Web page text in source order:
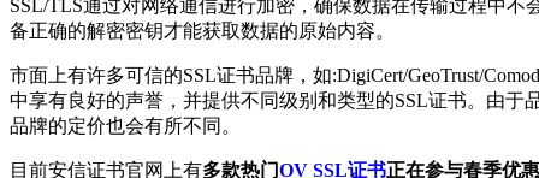
SSL/TLS通过对网络通信进行加密，确保数据在传输过程中不
备正确的解密密钥才能获取数据的原始内容。
市面上有许多可信的SSL证书品牌，如:DigiCert/GeoTrust/
中享有良好的声誉，并提供不同级别和类型的SSL证书。由于
品牌的定价也会有所不同。
目前安信证书官网上有多款热门OV SSL证书正在参与春季优